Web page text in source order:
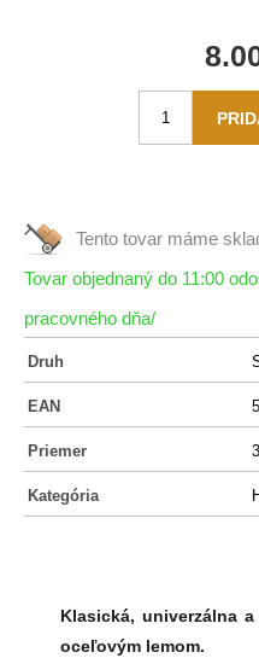
Tento tovar máme
Tovar objednaný do 11:00
pracovného dňa/
Druh
EAN
Priemer
Kategória
Klasická, univerzálna
oceľovým lemom.